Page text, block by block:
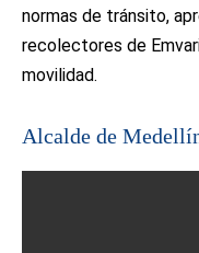
normas de tránsito,
recolectores de
movilidad.
Alcalde de